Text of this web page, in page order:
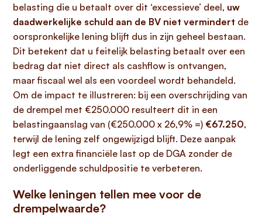
belasting die u betaalt over dit ‘excessieve’ deel, uw
daadwerkelijke schuld aan de BV niet vermindert de
oorspronkelijke lening blijft dus in zijn geheel bestaan.
Dit betekent dat u feitelijk belasting betaalt over een
bedrag dat niet direct als cashflow is ontvangen,
maar fiscaal wel als een voordeel wordt behandeld.
Om de impact te illustreren: bij een overschrijding van
de drempel met €250.000 resulteert dit in een
belastingaanslag van (€250.000 x 26,9% =) €67.250,
terwijl de lening zelf ongewijzigd blijft. Deze aanpak
legt een extra financiële last op de DGA zonder de
onderliggende schuldpositie te verbeteren.
Welke leningen tellen mee voor de
drempelwaarde?